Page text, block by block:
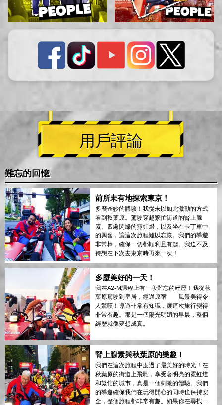
用戶評論
難忘的回憶
前所未有地探索東京！
多麼奇妙的體驗！我從未以如此激動的方式
看到秋葉原。駕駛穿越繁忙街道的腎上腺
素、四處閃爍的霓虹燈，以及坐在卡丁車中
的興奮，讓這次旅程難以忘懷。我們的導遊
非常棒，確保一切都順利且有趣。我迫不及
待想在下次去東京時再來一次！
多麼美好的一天！
我在A2-M課程上有一段難忘的經歷！我從秋
葉原駕駛到皇居，經過原宿——風景美得令
人驚嘆！導遊非常有知識，讓這次旅行變得
非常有趣。那是一個陽光明媚的早晨，整個
經歷就像夢想成真。
腎上腺素與秋葉原的樂趣！
我們在這次旅程中度過了最美好的時光！在
秋葉原的街道上飛馳，享受著明亮的霓虹燈
和繁忙的城市，真是一個刺激的體驗。我們
的導遊確保我們在玩得開心的同時也保持安
全，整個旅程都非常有趣。如果你在尋找一